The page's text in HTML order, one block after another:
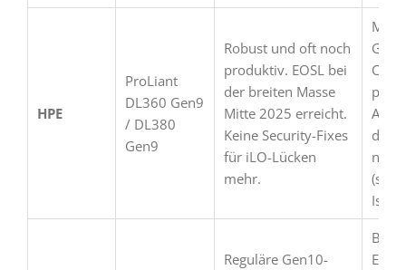
HPE
ProLiant
DL360 Gen9
/ DL380
Gen9
Robust und oft noch
produktiv. EOSL bei
der breiten Masse
Mitte 2025 erreicht.
Keine Security-Fixes
für iLO-Lücken
mehr.
dem
Reguläre Gen10-